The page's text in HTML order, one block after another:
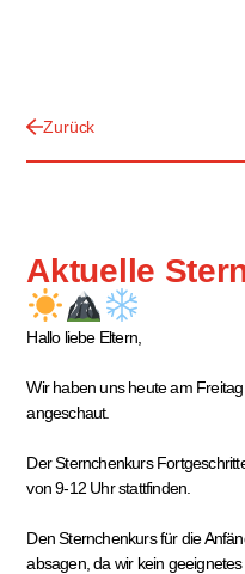
Zurück
Aktuelle
Hallo liebe Eltern,
Wir haben uns heute am
angeschaut.
Der Sternchenkurs
von 9-12 Uhr stattfinden.
Den Sternchenkurs für die
absagen, da wir kein